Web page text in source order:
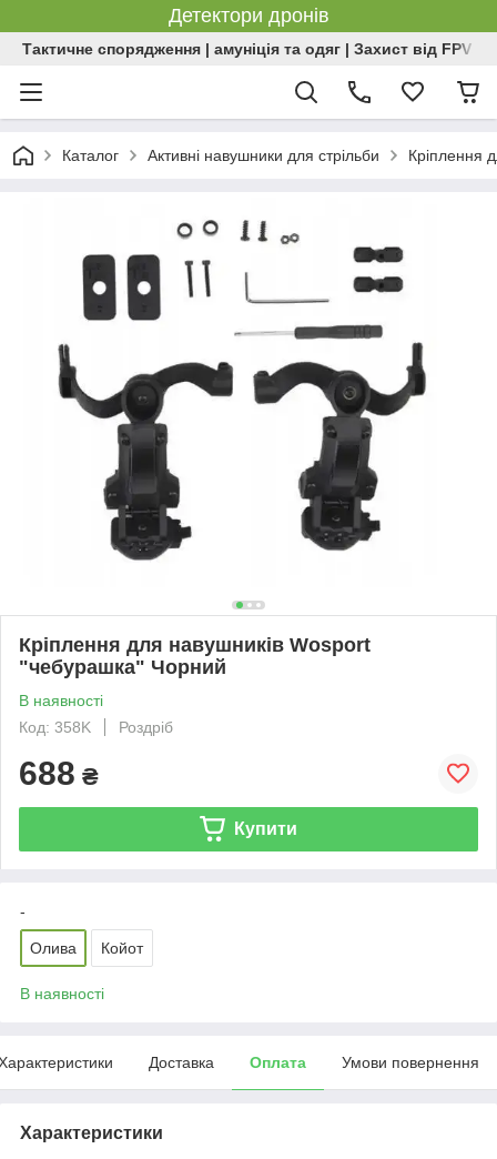
Детектори дронів
Тактичне спорядження | амуніція та одяг | Захист від FPV |
Каталог Активні навушники для стрільби Кріплення
Кріплення для навушників Wosport
"чебурашка" Чорний
В наявності
Код: 358K
Роздріб
688 ₴
Купити
-
Олива Койот
В наявності
Доставка Оплата Умови повернення
Характеристики